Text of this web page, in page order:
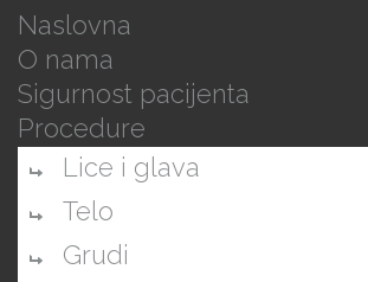
Naslovna
O nama
Sigurnost pacijenta
Procedure
Lice i glava
Telo
Grudi